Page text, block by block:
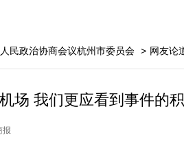
民政治协商会议杭州市委员会 > 网友论
场 我们更应看到事件的
报